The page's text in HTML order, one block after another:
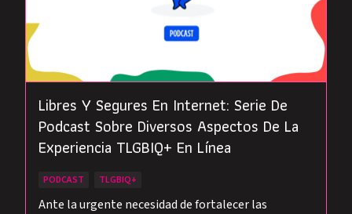
Libres Y Segures En Internet: Serie De
Podcast Sobre Diversos Aspectos De La
Experiencia TLGBIQ+ En Línea
PODCAST TLGBIQ+
Ante la urgente necesidad de fortalecer las